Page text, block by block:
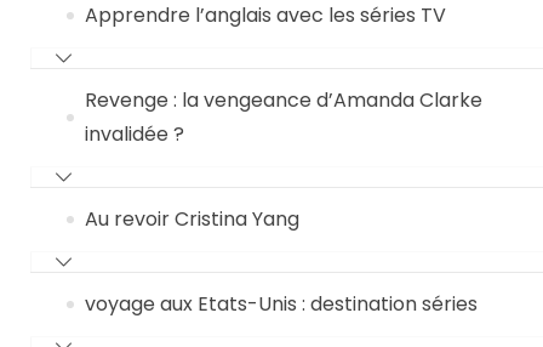
Apprendre l’anglais avec les séries TV
Revenge : la vengeance d’Amanda Clarke
invalidée ?
Au revoir Cristina Yang
voyage aux Etats-Unis : destination séries